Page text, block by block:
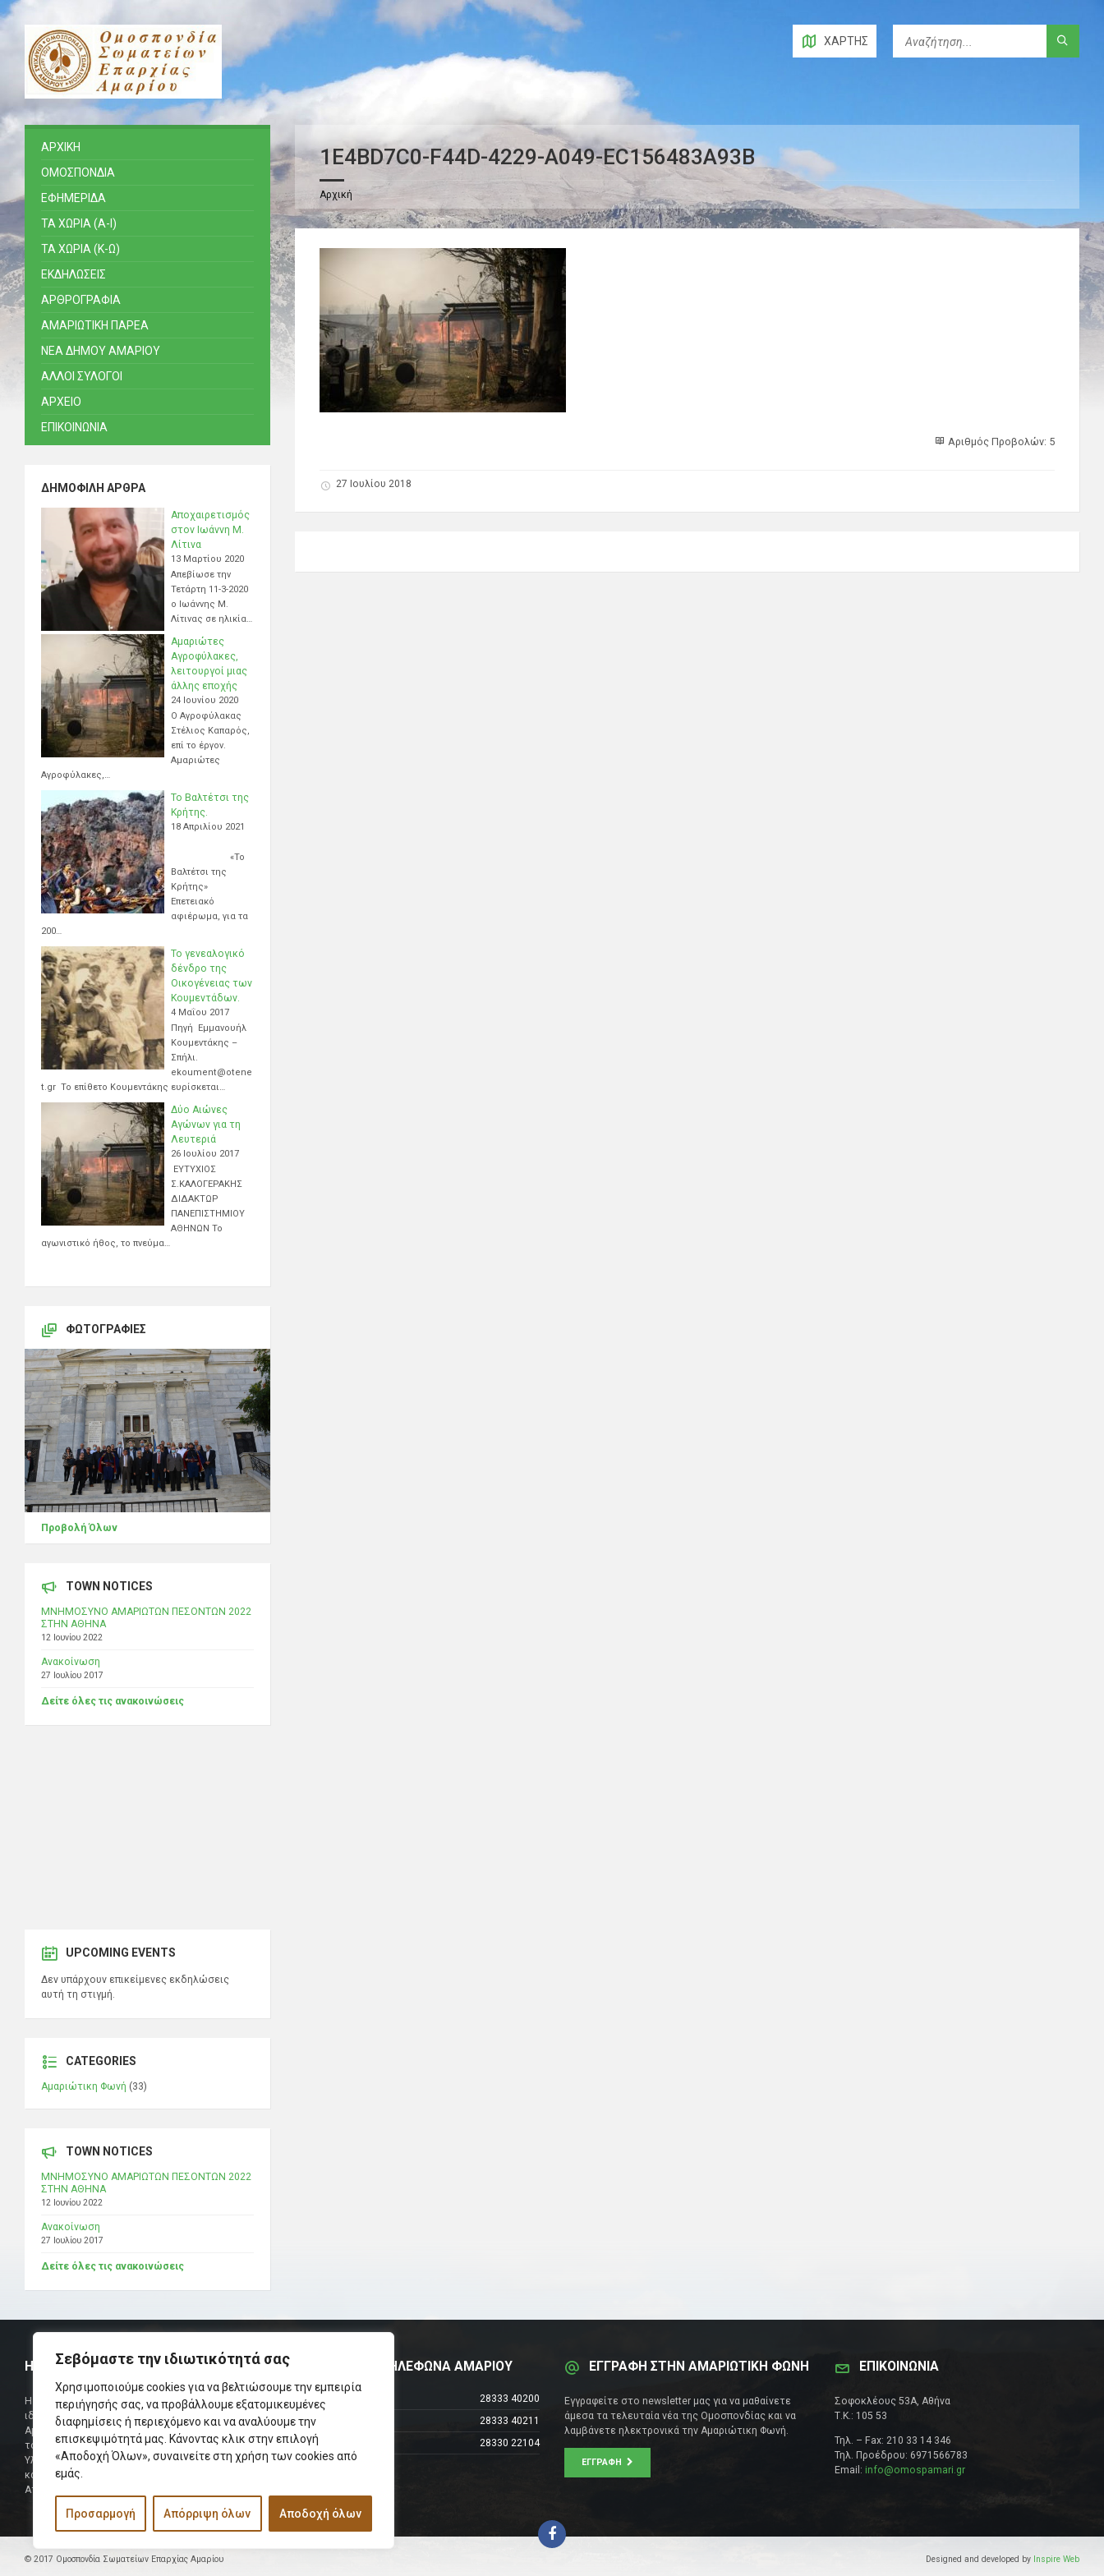
Σεβόμαστε την ιδιωτικότητά σας
Χρησιμοποιούμε cookies για να βελτιώσουμε την εμπειρία
περιήγησής σας, να προβάλλουμε εξατομικευμένες
διαφημίσεις ή περιεχόμενο και να αναλύουμε την
επισκεψιμότητά μας. Κάνοντας κλικ στην επιλογή
«Αποδοχή Όλων», συναινείτε στη χρήση των cookies από
εμάς.
Προσαρμογή Απόρριψη όλων Αποδοχή όλων
ΧΆΡΤΗΣ
1E4BD7C0-F44D-4229-A049-EC156483A93B
Αρχική
Αριθμός Προβολών: 5
27 Ιουλίου 2018
ΑΡΧΙΚΗ
ΟΜΟΣΠΟΝΔΙΑ
ΕΦΗΜΕΡΙΔΑ
ΤΑ ΧΩΡΙΑ (Α-Ι)
ΤΑ ΧΩΡΙΑ (Κ-Ω)
ΕΚΔΗΛΩΣΕΙΣ
ΑΡΘΡΟΓΡΑΦΙΑ
ΑΜΑΡΙΩΤΙΚΗ ΠΑΡΕΑ
ΝΕΑ ΔΗΜΟΥ ΑΜΑΡΙΟΥ
ΑΛΛΟΙ ΣΥΛΟΓΟΙ
ΑΡΧΕΙΟ
ΕΠΙΚΟΙΝΩΝΙΑ
ΔΗΜΟΦΙΛΉ ΆΡΘΡΑ
Αποχαιρετισμός
στον Ιωάννη Μ.
Λίτινα
13 Μαρτίου 2020
Απεβίωσε την
Τετάρτη 11-3-2020
ο Ιωάννης Μ.
Λίτινας σε ηλικία…
Αμαριώτες
Αγροφύλακες,
λειτουργοί μιας
άλλης εποχής
24 Ιουνίου 2020
Ο Αγροφύλακας
Στέλιος Καπαρός,
επί το έργον.
Αμαριώτες
Αγροφύλακες,…
Το Βαλτέτσι της
Κρήτης.
18 Απριλίου 2021
«Το
Βαλτέτσι της
Κρήτης»
Επετειακό
αφιέρωμα, για τα
200…
Το γενεαλογικό
δένδρο της
Οικογένειας των
Κουμεντάδων.
4 Μαΐου 2017
Πηγή Εμμανουήλ
Κουμεντάκης –
Σπήλι.
ekoument@otene
t.gr Το επίθετο Κουμεντάκης ευρίσκεται…
Δύο Αιώνες
Αγώνων για τη
Λευτεριά
26 Ιουλίου 2017
ΕΥΤΥΧΙΟΣ
Σ.ΚΑΛΟΓΕΡΑΚΗΣ
ΔΙΔΑΚΤΩΡ
ΠΑΝΕΠΙΣΤΗΜΙΟΥ
ΑΘΗΝΩΝ Το
αγωνιστικό ήθος, το πνεύμα…
ΦΩΤΟΓΡΑΦΊΕΣ
Προβολή Όλων
TOWN NOTICES
ΜΝΗΜΟΣΥΝΟ ΑΜΑΡΙΩΤΩΝ ΠΕΣΟΝΤΩΝ 2022
ΣΤΗΝ ΑΘΗΝΑ
12 Ιουνίου 2022
Ανακοίνωση
27 Ιουλίου 2017
Δείτε όλες τις ανακοινώσεις
UPCOMING EVENTS
Δεν υπάρχουν επικείμενες εκδηλώσεις
αυτή τη στιγμή.
CATEGORIES
Αμαριώτικη Φωνή (33)
TOWN NOTICES
ΜΝΗΜΟΣΥΝΟ ΑΜΑΡΙΩΤΩΝ ΠΕΣΟΝΤΩΝ 2022
ΣΤΗΝ ΑΘΗΝΑ
12 Ιουνίου 2022
Ανακοίνωση
27 Ιουλίου 2017
Δείτε όλες τις ανακοινώσεις
Η ΟΜΟΣΠΟΝΔΙΑ
Η Ομοσπονδία Σωματείων Επαρχίας Αμαρίου
ιδρύθηκε και πήρε τη θέση της Ένωσης
Αμαριωτών, που λειτουργούσε από το 1966 μέχρι
το 1984.
Υλοποιήθηκε σε συνεργασία των μελών του Δ.Σ
και των Δ.Σ των Αμαριώτικων Σωματείων της
Αττικής.
ΧΡΗΣΙΜΑ ΤΗΛΕΦΩΝΑ ΑΜΑΡΙΟΥ
Τηλεφωνικό Κέντρο
28333 40200
Δήμαρχος
28333 40211
Φαξ
28330 22104
ΕΓΓΡΑΦΗ ΣΤΗΝ ΑΜΑΡΙΩΤΙΚΗ ΦΩΝΗ
Εγγραφείτε στο newsletter μας για να μαθαίνετε
άμεσα τα τελευταία νέα της Ομοσπονδίας και να
λαμβάνετε ηλεκτρονικά την Αμαριώτικη Φωνή.
ΕΓΓΡΑΦΉ
ΕΠΙΚΟΙΝΩΝΊΑ
Σοφοκλέους 53Α, Αθήνα
Τ.Κ.: 105 53
Τηλ. – Fax: 210 33 14 346
Τηλ. Προέδρου: 6971566783
Email: info@omospamari.gr
© 2017 Ομοσπονδία Σωματείων Επαρχίας Αμαρίου Designed and developed by Inspire Web